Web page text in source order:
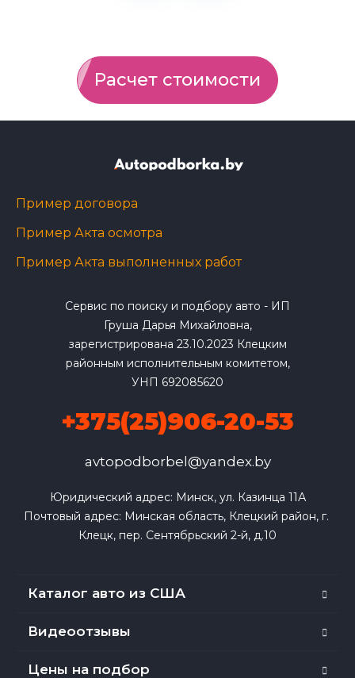
Расчет стоимости
Пример договора
Пример Акта осмотра
Пример Акта выполненных работ
Сервис по поиску и подбору авто - ИП
Груша Дарья Михайловна,
зарегистрирована 23.10.2023 Клецким
районным исполнительным комитетом,
УНП 692085620
+375(25)906-20-53
avtopodborbel@yandex.by
Юридический адрес: Минск, ул. Казинца 11А
Почтовый адрес: Минская область, Клецкий район, г.
Клецк, пер. Сентябрьский 2-й, д.10
Каталог авто из США
Видеоотзывы
Цены на подбор